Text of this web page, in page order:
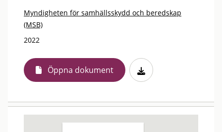
Myndigheten för samhällsskydd och beredskap
(MSB)
2022
Öppna dokument